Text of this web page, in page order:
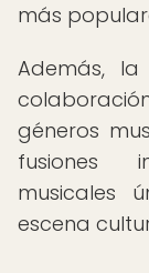
más
Además,
géneros
fusiones
musicales
escena